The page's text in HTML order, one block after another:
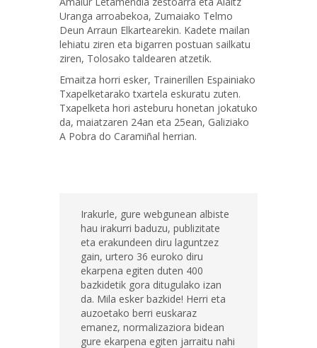
Uranga arroabekoa, Zumaiako Telmo
Deun Arraun Elkartearekin. Kadete mailan
lehiatu ziren eta bigarren postuan sailkatu
ziren, Tolosako taldearen atzetik.
Emaitza horri esker, Trainerillen Espainiako
Txapelketarako txartela eskuratu zuten.
Txapelketa hori asteburu honetan jokatuko
da, maiatzaren 24an eta 25ean, Galiziako
A Pobra do Caramiñal herrian.
Irakurle, gure webgunean albiste
hau irakurri baduzu, publizitate
eta erakundeen diru laguntzez
gain, urtero 36 euroko diru
ekarpena egiten duten 400
bazkidetik gora ditugulako izan
da. Mila esker bazkide! Herri eta
auzoetako berri euskaraz
emanez, normalizaziora bidean
gure ekarpena egiten jarraitu nahi